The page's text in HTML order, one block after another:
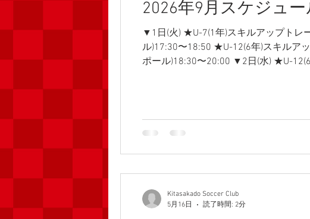
2026年9月スケジュー
▼1日(火) ★U-7(1年)スキルアップトレ
ル)17:30〜18:50 ★U-12(6年)スキルア
ポール)18:30〜20:00 ▼2日(水) ★U-
期練習(桜小)8:00〜 ★幼児スクール(桜
Kitasakado Soccer Club
5月16日
読了時間: 2分